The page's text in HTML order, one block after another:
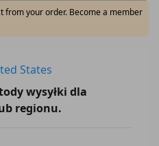
from your order. Become a member
States
wysyłki dla
regionu.